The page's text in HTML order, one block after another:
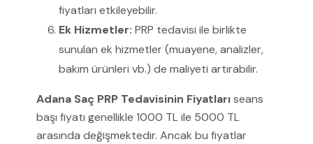
fiyatları etkileyebilir.
Ek Hizmetler: PRP tedavisi ile birlikte
sunulan ek hizmetler (muayene, analizler,
bakım ürünleri vb.) de maliyeti artırabilir.
Adana Saç PRP Tedavisinin Fiyatlarıseans
başı fiyatı genellikle 1000 TL ile 5000 TL
arasında değişmektedir. Ancak bu fiyatlar